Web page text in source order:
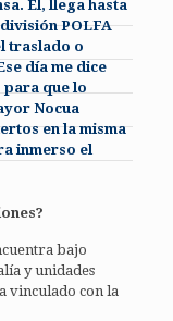
Él, llega hasta
POLFA
traslado o
día me dice
para que lo
Nocua
en la misma
inmerso el
bajo
y unidades
vinculado con la